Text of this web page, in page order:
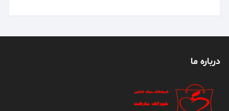
درباره ما